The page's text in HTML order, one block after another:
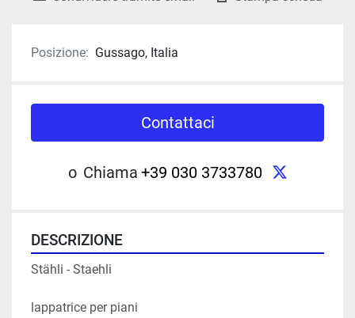
Posizione: Gussago, Italia
Contattaci
o Chiama +39 030 3733780
DESCRIZIONE
Stähli - Staehli
lappatrice per piani